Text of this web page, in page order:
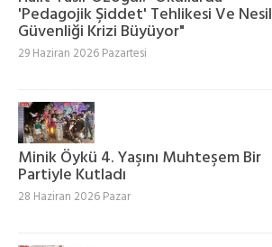
'Pedagojik Şiddet' Tehlikesi Ve Nesil
Güvenliği Krizi Büyüyor"
29 Haziran 2026 Pazartesi
Minik Öykü 4. Yaşını Muhteşem Bir
Partiyle Kutladı
28 Haziran 2026 Pazar